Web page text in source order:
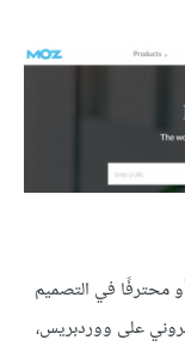
محترفًا في التصميم
على ووردبريس،